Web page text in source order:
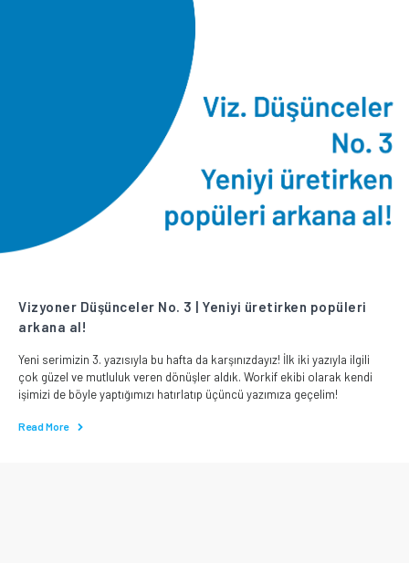
Vizyoner Düşünceler No. 3 | Yeniyi üretirken popüleri
arkana al!
Yeni serimizin 3. yazısıyla bu hafta da karşınızdayız! İlk iki yazıyla ilgili
çok güzel ve mutluluk veren dönüşler aldık. Workif ekibi olarak kendi
işimizi de böyle yaptığımızı hatırlatıp üçüncü yazımıza geçelim!
Read More